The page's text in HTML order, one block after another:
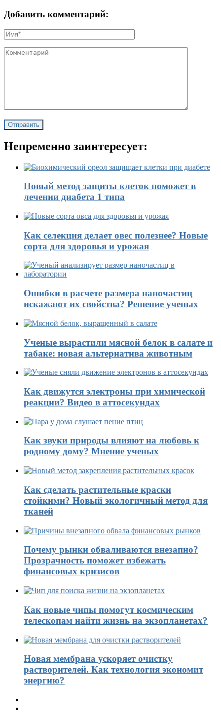
Добавить комментарий:
Непременно заинтересует:
Новый метод защиты клеток поможет в
лечении диабета 1 типа
Как селекция делает овес полезнее? Новые
сорта для здоровья и урожая
Ошибки в расчете размера наночастиц
искажают их свойства? Решение ученых
Ученые вырастили мясной белок в салате и
табаке: новая альтернатива животным
Как движутся электроны при химической
реакции? Видео в аттосекундах
Как звуки природы влияют на любовь к
родному дому? Мнение ученых
Как сделать растительные краски
стойкими? Новый экологичный метод для
тканей
Почему рынки обваливаются внезапно?
Прозрачность поможет избежать
финансовых кризисов
Как новые чипы помогут космическим
телескопам найти жизнь на экзопланетах?
Новая мембрана ускоряет очистку
растворителей. Как технология экономит
энергию?